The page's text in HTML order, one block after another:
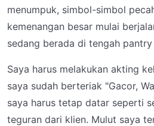
menumpuk, simbol-simbol
kemenangan besar mulai
sedang berada di tengah
Saya harus melakukan akting
saya sudah berteriak "Gacor,
saya harus tetap datar seperti
teguran dari klien. Mulut saya